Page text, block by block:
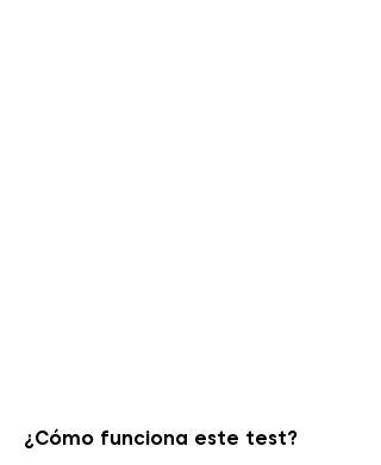
¿Cómo funciona este test?